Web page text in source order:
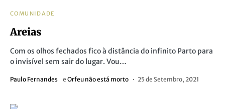
COMUNIDADE
Areias
Com os olhos fechados fico à distância do infinito Parto para
o invisível sem sair do lugar. Vou…
Paulo Fernandes e Orfeu não está morto 25 de Setembro, 2021